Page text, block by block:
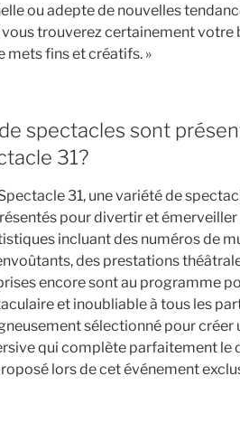
ou adepte de nouvelles
trouverez certainement votre
mets fins et créatifs. »
spectacles sont
31?
31, une variété de
pour divertir et émerveiller
incluant des numéros de
des prestations
encore sont au programme
et inoubliable à tous les
sélectionné pour créer
qui complète parfaitement le
lors de cet événement